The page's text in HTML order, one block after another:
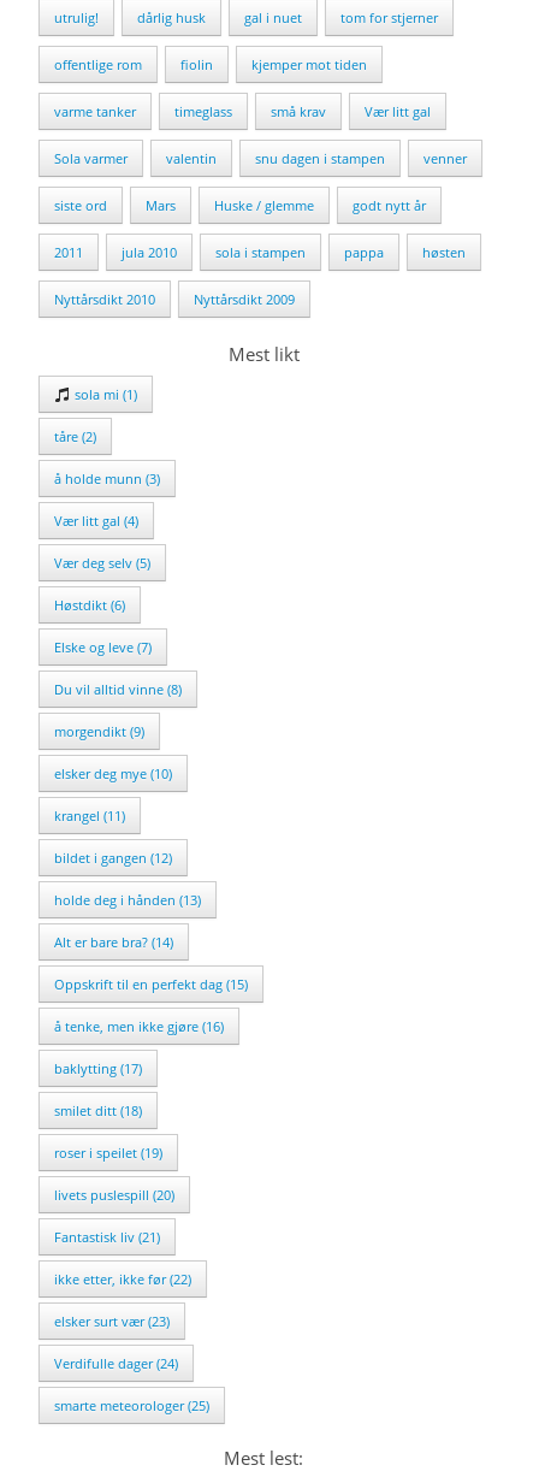
utrulig! dårlig husk gal i nuet tom for stjerner
offentlige rom fiolin kjemper mot tiden
varme tanker timeglass små krav Vær litt gal
Sola varmer valentin snu dagen i stampen venner
siste ord Mars Huske / glemme godt nytt år
2011 jula 2010 sola i stampen pappa høsten
Nyttårsdikt 2010 Nyttårsdikt 2009
Mest likt
sola mi (1)
tåre (2)
å holde munn (3)
Vær litt gal (4)
Vær deg selv (5)
Høstdikt (6)
Elske og leve (7)
Du vil alltid vinne (8)
morgendikt (9)
elsker deg mye (10)
krangel (11)
bildet i gangen (12)
holde deg i hånden (13)
Alt er bare bra? (14)
Oppskrift til en perfekt dag (15)
å tenke, men ikke gjøre (16)
baklytting (17)
smilet ditt (18)
roser i speilet (19)
livets puslespill (20)
Fantastisk liv (21)
ikke etter, ikke før (22)
elsker surt vær (23)
Verdifulle dager (24)
smarte meteorologer (25)
Mest lest: